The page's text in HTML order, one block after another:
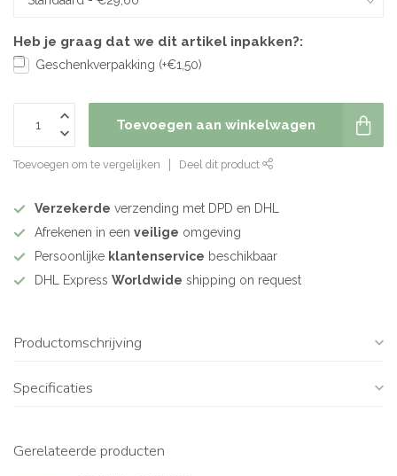
Heb je graag dat we dit artikel inpakken?:
Geschenkverpakking (+€1,50)
Toevoegen aan winkelwagen
Toevoegen om te vergelijken Deel dit product
Verzekerde verzending met DPD en DHL
Afrekenen in een veilige omgeving
Persoonlijke klantenservice beschikbaar
DHL Express Worldwide shipping on request
Productomschrijving
Specificaties
Gerelateerde producten